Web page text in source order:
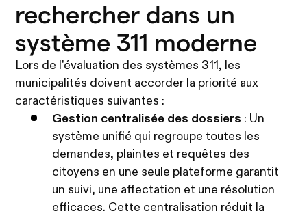
rechercher dans un
système 311 moderne
Lors de l'évaluation des systèmes 311, les
municipalités doivent accorder la priorité aux
caractéristiques suivantes :
Gestion centralisée des dossiers : Un
système unifié qui regroupe toutes les
demandes, plaintes et requêtes des
citoyens en une seule plateforme garantit
un suivi, une affectation et une résolution
efficaces. Cette centralisation réduit la